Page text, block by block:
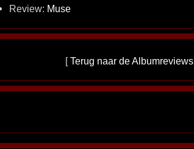
Review: Muse
[Terug naar de Albumreviews